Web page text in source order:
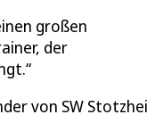
großen
der
von SW